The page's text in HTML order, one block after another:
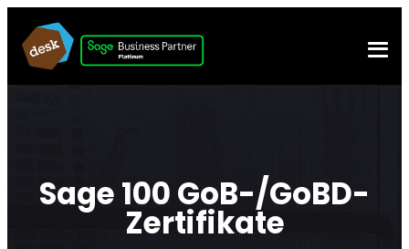
Sage 100 GoB-/GoBD-
Zertifikate